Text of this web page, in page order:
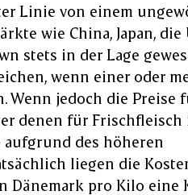
Linie von einem
wie China, Japan, die
stets in der Lage
wenn einer oder
Wenn jedoch die Preise
denen für Frischfleisch
aufgrund des höheren
liegen die
Dänemark pro Kilo eine